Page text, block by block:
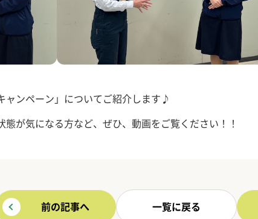
ャンペーン」についてご紹介します♪
が気になる方など、ぜひ、動画をご覧ください！！
前の記事へ 一覧に戻る